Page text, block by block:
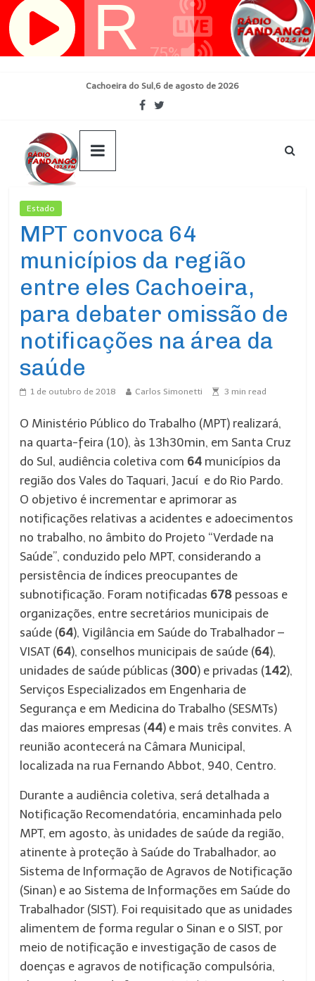
Pular
para
Cachoeira do Sul,6 de agosto de 2026
Estado
MPT convoca 64
municípios da região
entre eles Cachoeira,
para debater omissão de
notificações na área da
saúde
1 de outubro de 2018 Carlos Simonetti 3 min read
O Ministério Público do Trabalho (MPT) realizará,
na quarta-feira (10), às 13h30min, em Santa Cruz
do Sul, audiência coletiva com 64 municípios da
região dos Vales do Taquari, Jacuí e do Rio Pardo.
O objetivo é incrementar e aprimorar as
notificações relativas a acidentes e adoecimentos
no trabalho, no âmbito do Projeto “Verdade na
Saúde”, conduzido pelo MPT, considerando a
persistência de índices preocupantes de
subnotificação. Foram notificadas 678 pessoas e
organizações, entre secretários municipais de
saúde (64), Vigilância em Saúde do Trabalhador –
VISAT (64), conselhos municipais de saúde (64),
unidades de saúde públicas (300) e privadas (142),
Serviços Especializados em Engenharia de
Segurança e em Medicina do Trabalho (SESMTs)
das maiores empresas (44) e mais três convites. A
reunião acontecerá na Câmara Municipal,
localizada na rua Fernando Abbot, 940, Centro.
Durante a audiência coletiva, será detalhada a
Notificação Recomendatória, encaminhada pelo
MPT, em agosto, às unidades de saúde da região,
atinente à proteção à Saúde do Trabalhador, ao
Sistema de Informação de Agravos de Notificação
(Sinan) e ao Sistema de Informações em Saúde do
Trabalhador (SIST). Foi requisitado que as unidades
alimentem de forma regular o Sinan e o SIST, por
meio de notificação e investigação de casos de
doenças e agravos de notificação compulsória,